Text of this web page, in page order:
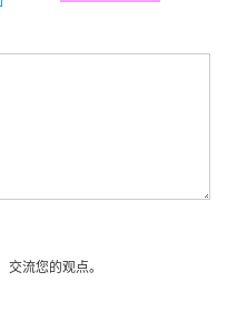
流您的观点。